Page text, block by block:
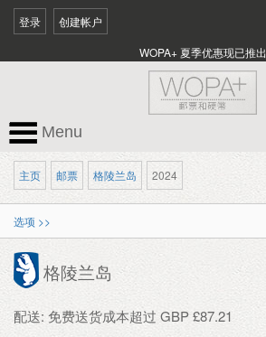
登录 创建帐户
WOPA+ 夏季优惠现已推出
Menu
主页 邮票 格陵兰岛 2024
选项 >>
格陵兰岛
配送: 免费送货成本超过 GBP £87.21